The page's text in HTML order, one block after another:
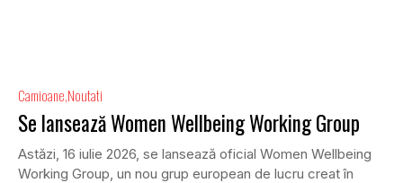
Camioane Noutati
Se lansează Women Wellbeing Working Group
Astăzi, 16 iulie 2026, se lansează oficial Women Wellbeing
Working Group, un nou grup european de lucru creat în